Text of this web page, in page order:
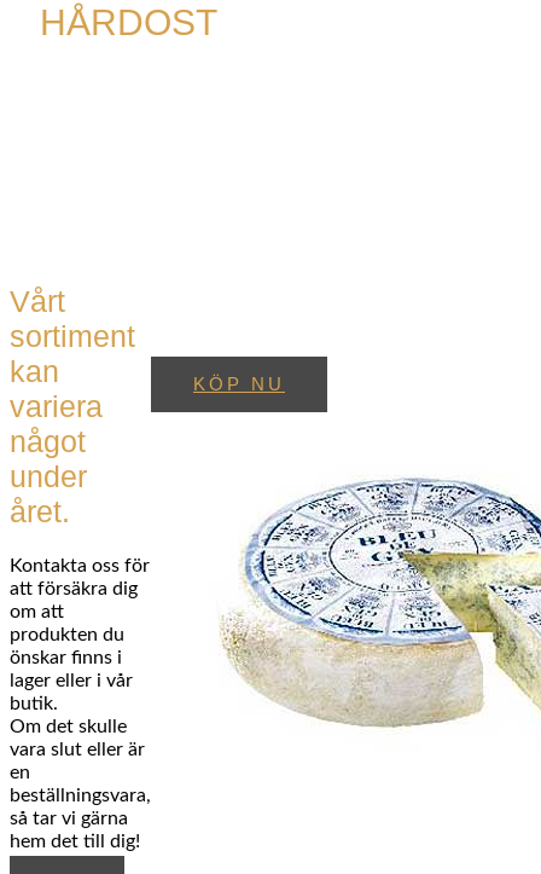
HÅRDOST
Vårt
sortiment
kan
variera
något
under
året.
Kontakta oss för
att försäkra dig
om att
produkten du
önskar finns i
lager eller i vår
butik.
Om det skulle
vara slut eller är
en
beställningsvara,
så tar vi gärna
hem det till dig!
KÖP NU